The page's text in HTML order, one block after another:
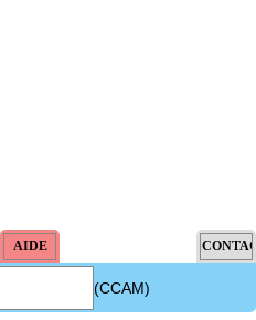
(CCAM)